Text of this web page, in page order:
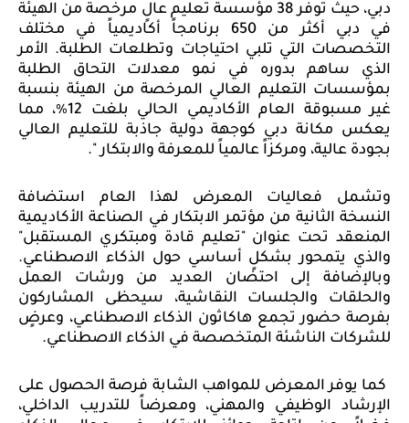
دبي، حيث توفر 38 مؤسسة تعليم عالٍ مرخصة من الهيئة
في دبي أكثر من 650 برنامجاً أكاديمياً في مختلف
التخصصات التي تلبي احتياجات وتطلعات الطلبة. الأمر
الذي ساهم بدوره في نمو معدلات التحاق الطلبة
بمؤسسات التعليم العالي المرخصة من الهيئة بنسبة
غير مسبوقة العام الأكاديمي الحالي بلغت 12٪، مما
يعكس مكانة دبي كوجهة دولية جاذبة للتعليم العالي
بجودة عالية، ومركزاً عالمياً للمعرفة والابتكار ".
وتشمل فعاليات المعرض لهذا العام استضافة
النسخة الثانية من مؤتمر الابتكار في الصناعة الأكاديمية
المنعقد تحت عنوان "تعليم قادة ومبتكري المستقبل"
والذي يتمحور بشكلٍ أساسي حول الذكاء الاصطناعي.
وبالإضافة إلى احتضان العديد من ورشات العمل
والحلقات والجلسات النقاشية، سيحظى المشاركون
بفرصة حضور تجمع هاكاثون الذكاء الاصطناعي، وعرضٍ
للشركات الناشئة المتخصصة في الذكاء الاصطناعي.
كما يوفر المعرض للمواهب الشابة فرصة الحصول على
الإرشاد الوظيفي والمهني، ومعرضاً للتدريب الداخلي،